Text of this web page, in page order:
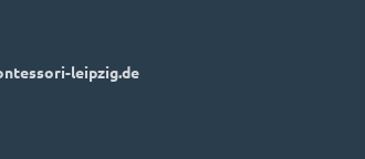
leipzig.de